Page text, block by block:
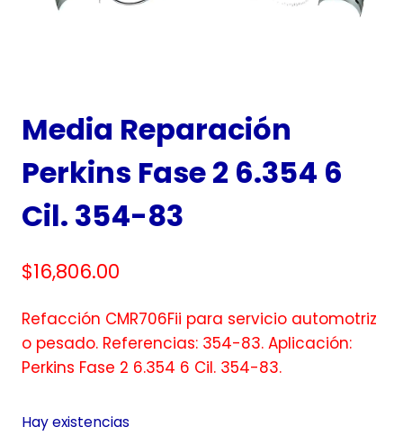
Media Reparación
Perkins Fase 2 6.354 6
Cil. 354-83
$16,806.00
Refacción CMR706Fii para servicio automotriz
o pesado. Referencias: 354-83. Aplicación:
Perkins Fase 2 6.354 6 Cil. 354-83.
Hay existencias